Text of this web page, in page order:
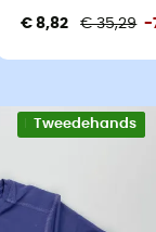
€ 8,82 € 35,29 -
Eco-ontworpen
Tweedehands